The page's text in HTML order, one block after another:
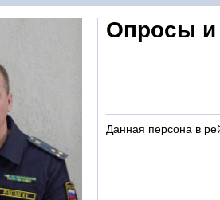
Опросы и
Данная персона в